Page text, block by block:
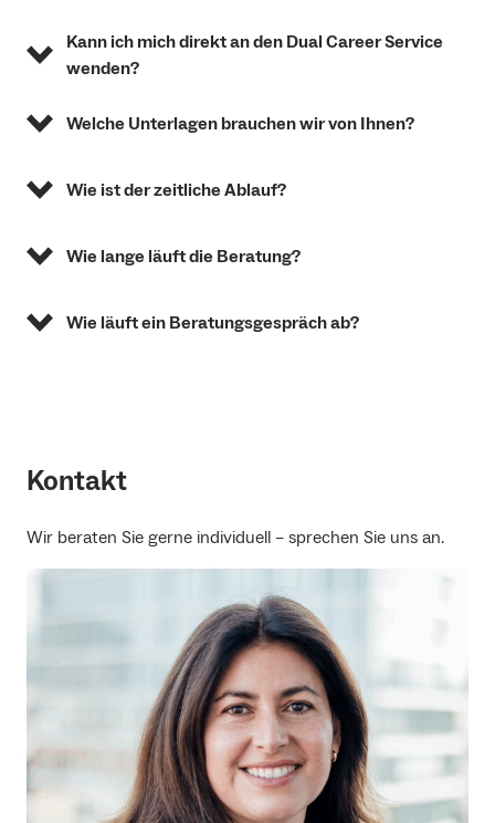
Kann ich mich direkt an den Dual Career Service
wenden?
Welche Unterlagen brauchen wir von Ihnen?
Wie ist der zeitliche Ablauf?
Wie lange läuft die Beratung?
Wie läuft ein Beratungsgespräch ab?
Kontakt
Wir beraten Sie gerne individuell – sprechen Sie uns an.